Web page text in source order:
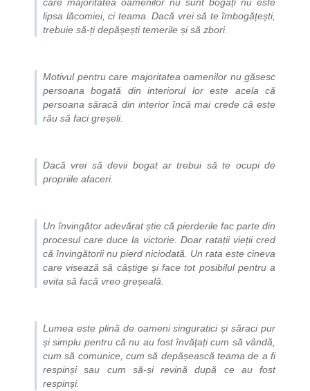
care majoritatea oamenilor nu sunt bogați nu este
lipsa lăcomiei, ci teama. Dacă vrei să te îmbogățești,
trebuie să-ți depășești temerile și să zbori.
Motivul pentru care majoritatea oamenilor nu găsesc
persoana bogată din interiorul lor este acela că
persoana săracă din interior încă mai crede că este
rău să faci greșeli.
Dacă vrei să devii bogat ar trebui să te ocupi de
propriile afaceri.
Un învingător adevărat știe că pierderile fac parte din
procesul care duce la victorie. Doar ratații vieții cred
că învingătorii nu pierd niciodată. Un rata este cineva
care visează să câștige și face tot posibilul pentru a
evita să facă vreo greșeală.
Lumea este plină de oameni singuratici și săraci pur
și simplu pentru că nu au fost învățați cum să vândă,
cum să comunice, cum să depășească teama de a fi
respinși sau cum să-și revină după ce au fost
respinși.